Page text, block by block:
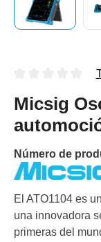
Micsig
Número de
El ATO1104 es
una innovadora
primeras del